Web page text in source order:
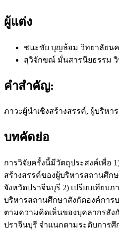
ผู้แต่ง
ชนะชัย บุญล้อม วิทยาลัยน
สุวิจักขณ์ มั่นสารนียธรรม
คำสำคัญ:
ภาวะผู้นำเชิงสร้างสรรค์, ผู้บริหา
บทคัดย่อ
การวิจัยครั้งนี้มีวัตถุประสงค์เพื่อ
สร้างสรรค์ของผู้บริหารสถานศึก
จังหวัดปราจีนบุรี 2) เปรียบเทียบ
บริหารสถานศึกษาสังกัดองค์การ
ตามความคิดเห็นของบุคลากรสัง
ปราจีนบุรี จำแนกตามระดับการ